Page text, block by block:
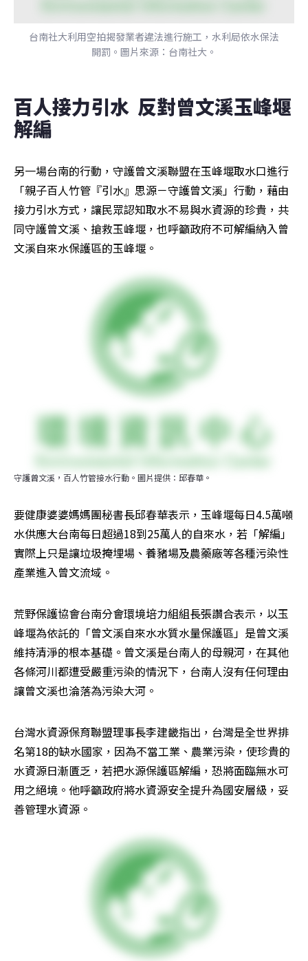
台南社大利用空拍揭發業者違法進行施工，水利局依水保法
開罰。圖片來源：台南社大。
百人接力引水  反對曾文溪玉峰堰
解編
另一場台南的行動，守護曾文溪聯盟在玉峰堰取水口進行
「親子百人竹管『引水』思源－守護曾文溪」行動，藉由
接力引水方式，讓民眾認知取水不易與水資源的珍貴，共
同守護曾文溪、搶救玉峰堰，也呼籲政府不可解編納入曾
文溪自來水保護區的玉峰堰。
守護曾文溪，百人竹管接水行動。圖片提供：邱春華。
要健康婆婆媽媽團秘書長邱春華表示，玉峰堰每日4.5萬噸
水供應大台南每日超過18到25萬人的自來水，若「解編」
實際上只是讓垃圾掩埋場、養豬場及農藥廠等各種污染性
產業進入曾文流域。
荒野保護協會台南分會環境培力組組長張讚合表示，以玉
峰堰為依託的「曾文溪自來水水質水量保護區」是曾文溪
維持清淨的根本基礎。曾文溪是台南人的母親河，在其他
各條河川都遭受嚴重污染的情況下，台南人沒有任何理由
讓曾文溪也淪落為污染大河。
台灣水資源保育聯盟理事長李建畿指出，台灣是全世界排
名第18的缺水國家，因為不當工業、農業污染，使珍貴的
水資源日漸匱乏，若把水源保護區解編，恐將面臨無水可
用之絕境。他呼籲政府將水資源安全提升為國安層級，妥
善管理水資源。